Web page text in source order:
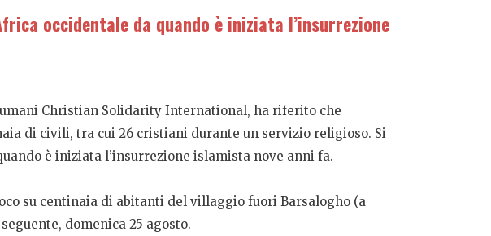
occidentale da quando è iniziata l’insurrezione
Christian Solidarity International, ha riferito che
di civili, tra cui 26 cristiani durante un servizio religioso. Si
è iniziata l’insurrezione islamista nove anni fa.
su centinaia di abitanti del villaggio fuori Barsalogho (a
domenica 25 agosto.